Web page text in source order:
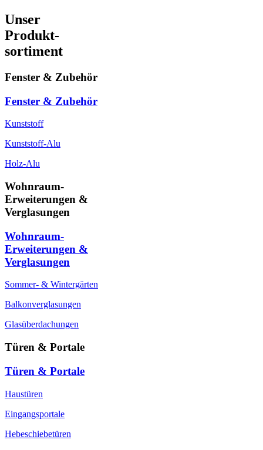
Unser
Produkt-
sortiment
Fenster & Zubehör
Fenster & Zubehör
Kunststoff
Kunststoff-Alu
Holz-Alu
Wohnraum-
Erweiterungen &
Verglasungen
Wohnraum-
Erweiterungen &
Verglasungen
Sommer- & Wintergärten
Balkonverglasungen
Glasüberdachungen
Türen & Portale
Türen & Portale
Haustüren
Eingangsportale
Hebeschiebetüren